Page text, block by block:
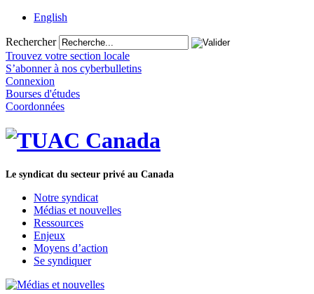
English
Rechercher
Trouvez votre section locale
S’abonner à nos cyberbulletins
Connexion
Bourses d'études
Coordonnées
Le syndicat du secteur privé au Canada
Notre syndicat
Médias et nouvelles
Ressources
Enjeux
Moyens d’action
Se syndiquer